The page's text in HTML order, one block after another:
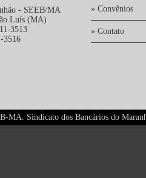
- SEEB/MA
Luís (MA)
3513
3516
» Convênios
» Contato
MA. Sindicato dos Bancários do